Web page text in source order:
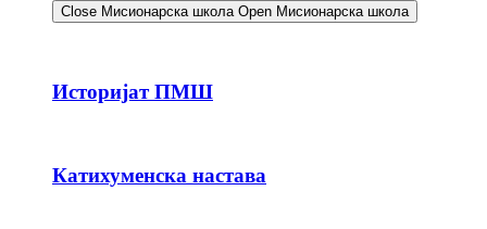
Close Мисионарска школа Open Мисионарска школа
Историјат ПМШ
Катихуменска настава